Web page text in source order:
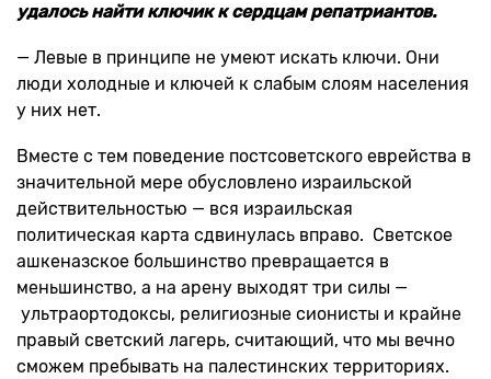
удалось найти ключик к сердцам репатриантов.
— Левые в принципе не умеют искать ключи. Они
люди холодные и ключей к слабым слоям населения
у них нет.
Вместе с тем поведение постсоветского еврейства в
значительной мере обусловлено израильской
действительностью — вся израильская
политическая карта сдвинулась вправо. Светское
ашкеназское большинство превращается в
меньшинство, а на арену выходят три силы —
ультраортодоксы, религиозные сионисты и крайне
правый светский лагерь, считающий, что мы вечно
сможем пребывать на палестинских территориях.